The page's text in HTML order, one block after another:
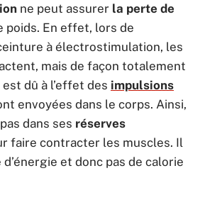
ne peut assurer la perte de
poids. En effet, lors de
à électrostimulation, les
mais de façon totalement
dû à l’effet des impulsions
envoyées dans le corps. Ainsi,
dans ses réserves
faire contracter les muscles. Il
d’énergie et donc pas de calorie